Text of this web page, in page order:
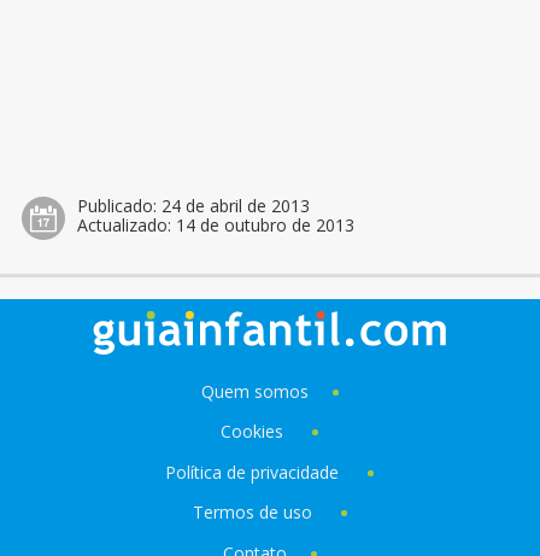
Publicado: 24 de abril de 2013
Actualizado: 14 de outubro de 2013
Quem somos
Cookies
Política de privacidade
Termos de uso